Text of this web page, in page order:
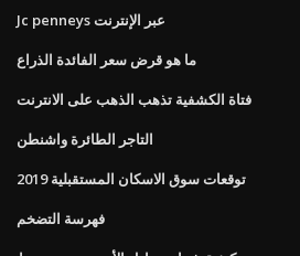
Jc penneys عبر الإنترنت
ما هو قرض سعر الفائدة الذراع
فتاة الكشفية تذهب الذهب على الانترنت
التاجر الطائرة واشنطن
توقعات سوق الاسكان المستقبلية 2019
فهرسة التضخم